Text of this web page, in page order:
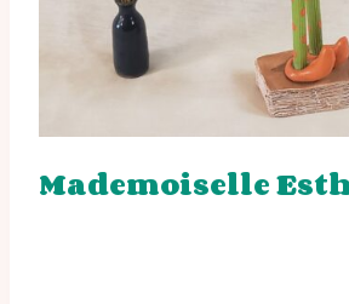
Mademoiselle